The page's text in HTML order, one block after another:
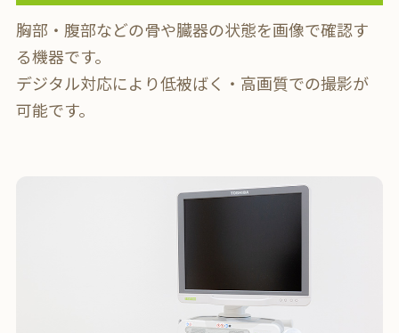
胸部・腹部などの骨や臓器の状態を画像で確認す
る機器です。
デジタル対応により低被ばく・高画質での撮影が
可能です。